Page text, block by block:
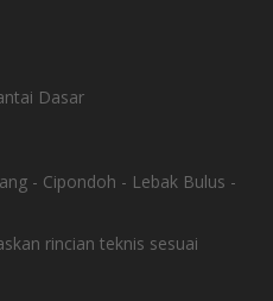
Dasar
- Cipondoh - Lebak Bulus -
rincian teknis sesuai